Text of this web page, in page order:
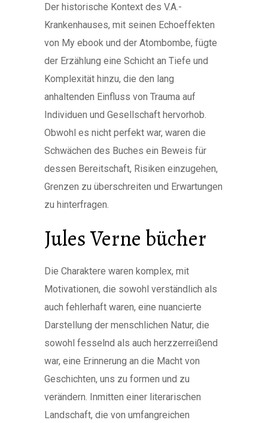
Der historische Kontext des V.A.-
Krankenhauses, mit seinen Echoeffekten
von My ebook und der Atombombe, fügte
der Erzählung eine Schicht an Tiefe und
Komplexität hinzu, die den lang
anhaltenden Einfluss von Trauma auf
Individuen und Gesellschaft hervorhob.
Obwohl es nicht perfekt war, waren die
Schwächen des Buches ein Beweis für
dessen Bereitschaft, Risiken einzugehen,
Grenzen zu überschreiten und Erwartungen
zu hinterfragen.
Jules Verne bücher
Die Charaktere waren komplex, mit
Motivationen, die sowohl verständlich als
auch fehlerhaft waren, eine nuancierte
Darstellung der menschlichen Natur, die
sowohl fesselnd als auch herzzerreißend
war, eine Erinnerung an die Macht von
Geschichten, uns zu formen und zu
verändern. Inmitten einer literarischen
Landschaft, die von umfangreichen